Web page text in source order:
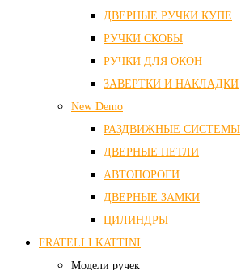
ДВЕРНЫЕ РУЧКИ КУПЕ
РУЧКИ СКОБЫ
РУЧКИ ДЛЯ ОКОН
ЗАВЕРТКИ И НАКЛАДКИ
New Demo
РАЗДВИЖНЫЕ СИСТЕМЫ
ДВЕРНЫЕ ПЕТЛИ
АВТОПОРОГИ
ДВЕРНЫЕ ЗАМКИ
ЦИЛИНДРЫ
FRATELLI KATTINI
Модели ручек